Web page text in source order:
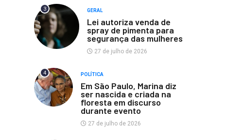
3 GERAL
Lei autoriza venda de
spray de pimenta para
segurança das mulheres
27 de julho de 2026
4 POLÍTICA
Em São Paulo, Marina diz
ser nascida e criada na
floresta em discurso
durante evento
27 de julho de 2026